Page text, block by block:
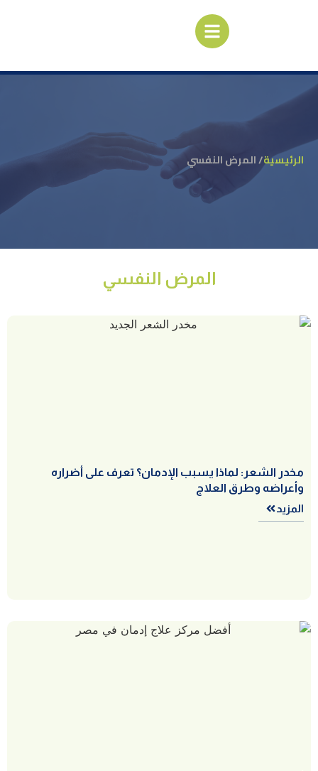
الرئيسية/ المرض النفسي
المرض النفسي
مخدر الشعر: لماذا يسبب الإدمان؟ تعرف على أضراره
وأعراضه وطرق العلاج
المزيد